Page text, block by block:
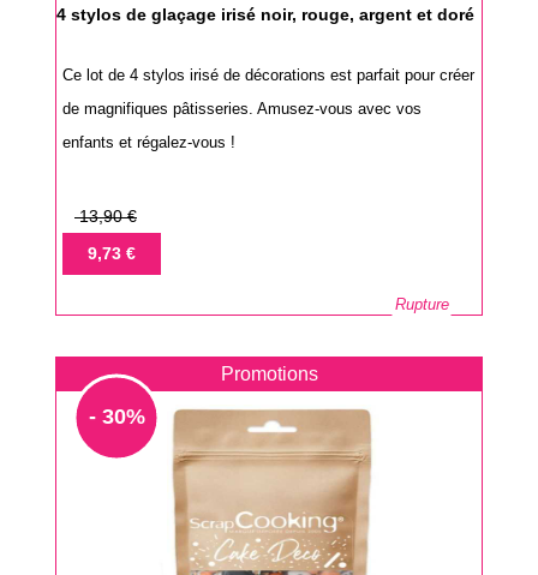
4 stylos de glaçage irisé noir, rouge, argent et doré
Ce lot de 4 stylos irisé de décorations est parfait pour créer
de magnifiques pâtisseries. Amusez-vous avec vos
enfants et régalez-vous !
Prix
base
13,90 €
Prix9,73 €
Rupture
Promotions
- 30%